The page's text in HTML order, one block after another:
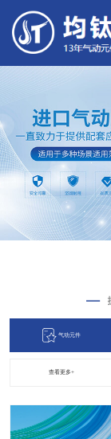
气动元件
查看更多+